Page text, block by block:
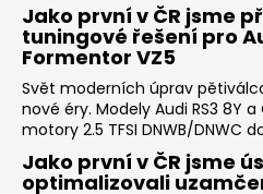
Jako první v ČR jsme
tuningové řešení pro
Formentor VZ5
Svět moderních úprav
nové éry. Modely Audi RS3 8Y
motory 2.5 TFSI DNWB/DNWC
Jako první v ČR jsme
optimalizovali